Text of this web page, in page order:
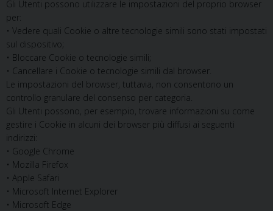
Gli Utenti possono utilizzare le impostazioni del proprio browser
per:
• Vedere quali Cookie o altre tecnologie simili sono stati impostati
sul dispositivo;
• Bloccare Cookie o tecnologie simili;
• Cancellare i Cookie o tecnologie simili dal browser.
Le impostazioni del browser, tuttavia, non consentono un
controllo granulare del consenso per categoria.
Gli Utenti possono, per esempio, trovare informazioni su come
gestire i Cookie in alcuni dei browser più diffusi ai seguenti
indirizzi:
• Google Chrome
• Mozilla Firefox
• Apple Safari
• Microsoft Internet Explorer
• Microsoft Edge